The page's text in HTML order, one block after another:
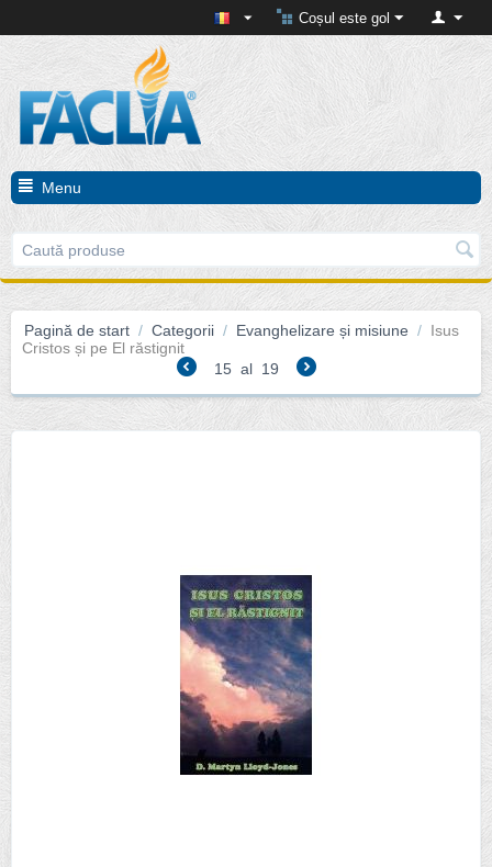
Coșul este gol
Menu
Pagină de start / Categorii / Evanghelizare și misiune / Isus
Cristos și pe El răstignit
15 al 19